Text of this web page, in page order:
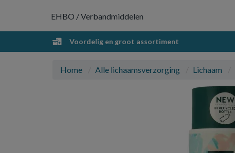
EHBO / Verbandmiddelen
Voordelig en groot assortiment
Home Alle lichaamsverzorging Lichaam